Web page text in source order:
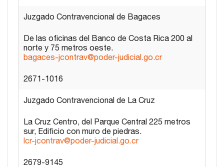
Juzgado Contravencional de Bagaces
De las oficinas del Banco de Costa Rica 200 al
norte y 75 metros oeste.
bagaces-jcontrav@poder-judicial.go.cr
2671-1016
Juzgado Contravencional de La Cruz
La Cruz Centro, del Parque Central 225 metros
sur, Edificio con muro de piedras.
lcr-jcontrav@poder-judicial.go.cr
2679-9145